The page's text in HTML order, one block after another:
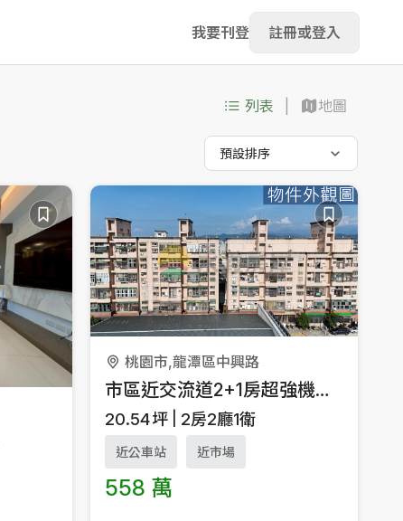
我要刊登 註冊或登入
列表 地圖
預設排序
桃園市,龍潭區中興路
市區近交流道2+1房超強機能宅
20.54坪 2房2廳1衛
近公車站 近市場
558 萬